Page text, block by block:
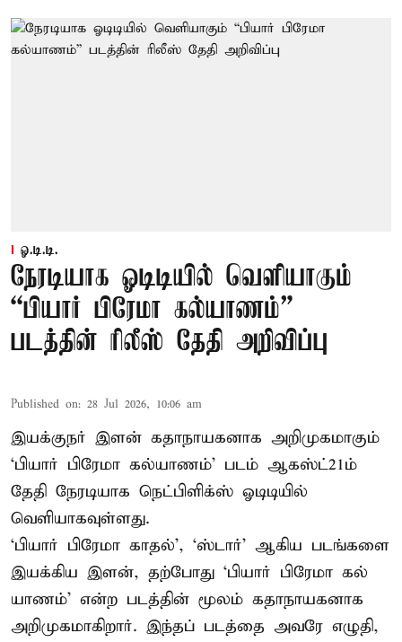
ஓ.டி.டி.
நேரடியாக ஓடிடியில் வெளியாகும்
“பியார் பிரேமா கல்யாணம்”
படத்தின் ரிலீஸ் தேதி அறிவிப்பு
Published on: 28 Jul 2026, 10:06 am
இயக்குநர் இளன் கதாநாயகனாக அறிமுகமாகும்
‘பி​யார் பிரேமா கல்​யாணம்’ படம் ஆகஸ்ட்21ம்
தேதி நேரடியாக நெட்பிளிக்ஸ் ஓடிடியில்
வெளியாகவுள்ளது.
‘பி​யார் பிரேமா காதல்’, ‘ஸ்​டார்’ ஆகிய படங்​களை
இயக்​கிய இளன், தற்​போது ‘பி​யார் பிரேமா கல்​
யாணம்’ என்ற படத்​தின் மூலம் கதாநாயகனாக
அறி​முக​மாகிறார். இந்​தப் படத்தை அவரே எழுதி,